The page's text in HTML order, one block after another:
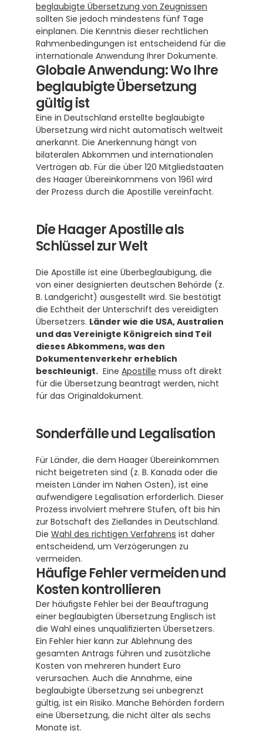
beglaubigte Übersetzung von Zeugnissen
sollten Sie jedoch mindestens fünf Tage
einplanen. Die Kenntnis dieser rechtlichen
Rahmenbedingungen ist entscheidend für die
internationale Anwendung Ihrer Dokumente.
Globale Anwendung: Wo Ihre
beglaubigte Übersetzung
gültig ist
Eine in Deutschland erstellte beglaubigte
Übersetzung wird nicht automatisch weltweit
anerkannt. Die Anerkennung hängt von
bilateralen Abkommen und internationalen
Verträgen ab. Für die über 120 Mitgliedstaaten
des Haager Übereinkommens von 1961 wird
der Prozess durch die Apostille vereinfacht.
Die Haager Apostille als
Schlüssel zur Welt
Die Apostille ist eine Überbeglaubigung, die
von einer designierten deutschen Behörde (z.
B. Landgericht) ausgestellt wird. Sie bestätigt
die Echtheit der Unterschrift des vereidigten
Übersetzers. Länder wie die USA, Australien
und das Vereinigte Königreich sind Teil
dieses Abkommens, was den
Dokumentenverkehr erheblich
beschleunigt.
  Eine
Apostille muss oft direkt
für die Übersetzung beantragt werden, nicht
für das Originaldokument.
Sonderfälle und Legalisation
Für Länder, die dem Haager Übereinkommen
nicht beigetreten sind (z. B. Kanada oder die
meisten Länder im Nahen Osten), ist eine
aufwendigere Legalisation erforderlich. Dieser
Prozess involviert mehrere Stufen, oft bis hin
zur Botschaft des Ziellandes in Deutschland.
Die Wahl des richtigen Verfahrens ist daher
entscheidend, um Verzögerungen zu
vermeiden.
Häufige Fehler vermeiden und
Kosten kontrollieren
Der häufigste Fehler bei der Beauftragung
einer beglaubigten Übersetzung Englisch ist
die Wahl eines unqualifizierten Übersetzers.
Ein Fehler hier kann zur Ablehnung des
gesamten Antrags führen und zusätzliche
Kosten von mehreren hundert Euro
verursachen. Auch die Annahme, eine
beglaubigte Übersetzung sei unbegrenzt
gültig, ist ein Risiko. Manche Behörden fordern
eine Übersetzung, die nicht älter als sechs
Monate ist.